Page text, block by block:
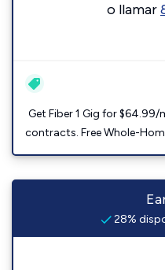
o llamar
Get Fiber 1 Gig for $64.99/
contracts. Free Whole-
28%